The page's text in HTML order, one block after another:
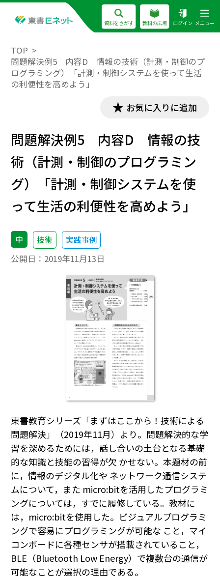
資料をさがす 教科の広場 ログイン メニュー
TOP
問題解決例5 内容D 情報の技術（計測・制御のプ
ログラミング）「計測・制御システムを使って生活
の利便性を高めよう」
お気に入りに追加
問題解決例5 内容D 情報の技
術（計測・制御のプログラミン
グ）「計測・制御システムを使
って生活の利便性を高めよう」
中 技術 実践事例
公開日： 2019年11月13日
東書教育シリーズ「まずはここから！技術による
問題解決」（2019年11月）より。問題解決的な学
習を深めるためには，話し合いの土台となる基礎
的な知識と技能の習得が欠 かせない。本題材の前
に，情報のデジタル化や ネットワーク通信システ
ムについて，また micro:bitを活用したプログラミ
ングについては，すでに履修している。教材に
は，micro:bitを使用した。ビジュアルプログラミ
ングで容易にプログラミングが可能な こと，マイ
コンボードに各種センサが搭載されていること，
BLE（Bluetooth Low Energy）で複数台の通信が
可能なことが選択の理由である。